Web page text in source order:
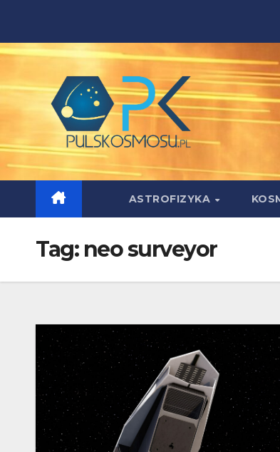
content
ASTROFIZYKA
Tag: neo surveyor